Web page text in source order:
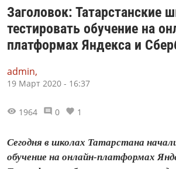
Заголовок: Татарстанские
тестировать обучение на
платформах Яндекса и
admin,
19 Март 2020 - 16:37
1964 0 1
Сегодня в школах Татарстана
обучение на онлайн-платформах